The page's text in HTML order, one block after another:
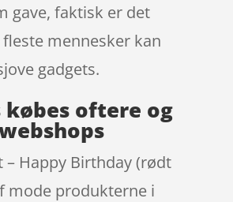
gave, faktisk er det
mennesker kan
gadgets.
købes oftere og
– Happy Birthday (rødt
mode produkterne i